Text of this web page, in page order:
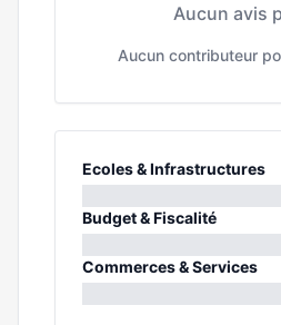
Aucun avis
Aucun contributeur
Ecoles & Infrastructures
0%
Budget & Fiscalité
0%
Commerces & Services